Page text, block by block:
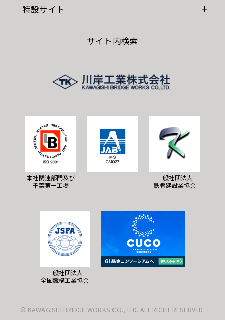
特設サイト
サイト内検索
本社関連部門及び
千葉第一工場
一般社団法人
鉄骨建設業協会
一般社団法人
全国鐵構工業協会
© KAWAGISHI BRIDGE WORKS CO., LTD. ALL RIGHT RESERVED.